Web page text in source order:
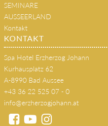
s'JOHANN Wirtshaus
SEMINARE
AUSSEERLAND
Kontakt
KONTAKT
Spa Hotel Erzherzog Johann
Kurhausplatz 62
A-8990 Bad Aussee
info@erzherzogjohann.at